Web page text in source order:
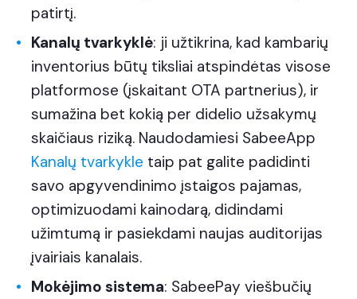
patirtį.
Kanalų tvarkyklė: ji užtikrina, kad kambarių
inventorius būtų tiksliai atspindėtas visose
platformose (įskaitant OTA partnerius), ir
sumažina bet kokią per didelio užsakymų
skaičiaus riziką. Naudodamiesi SabeeApp
Kanalų tvarkykle taip pat galite padidinti
savo apgyvendinimo įstaigos pajamas,
optimizuodami kainodarą, didindami
užimtumą ir pasiekdami naujas auditorijas
įvairiais kanalais.
Mokėjimo sistema: SabeePay viešbučių